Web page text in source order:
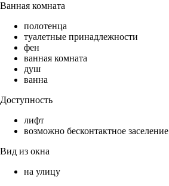
Ванная комната
полотенца
туалетные принадлежности
фен
ванная комната
душ
ванна
Доступность
лифт
возможно бесконтактное заселение
Вид из окна
на улицу